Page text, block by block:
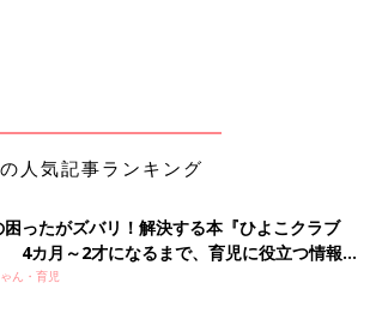
％）
手に合わせて
人気記事ランキング
困ったがズバリ！解決する本『ひよこクラブ
4カ月～2才になるまで、育児に役立つ情報が
い！
ん・育児